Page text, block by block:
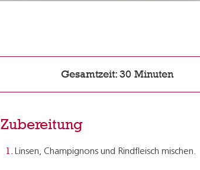
Gesamtzeit: 30 Minuten
Zubereitung
Linsen, Champignons und Rindfleisch mischen.